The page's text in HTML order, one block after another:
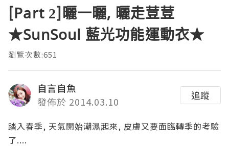
[Part 2]曬一曬, 曬走荳荳
★SunSoul 藍光功能運動衣★
瀏覽次數:651
自言自魚
發佈於 2014.03.10
追蹤
踏入春季, 天氣開始潮濕起來, 皮膚又要面臨轉季的考驗
了....